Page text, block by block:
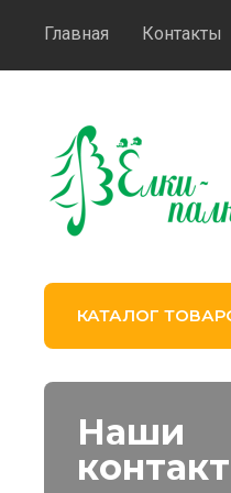
Главная Контакты
КАТАЛОГ
Наши